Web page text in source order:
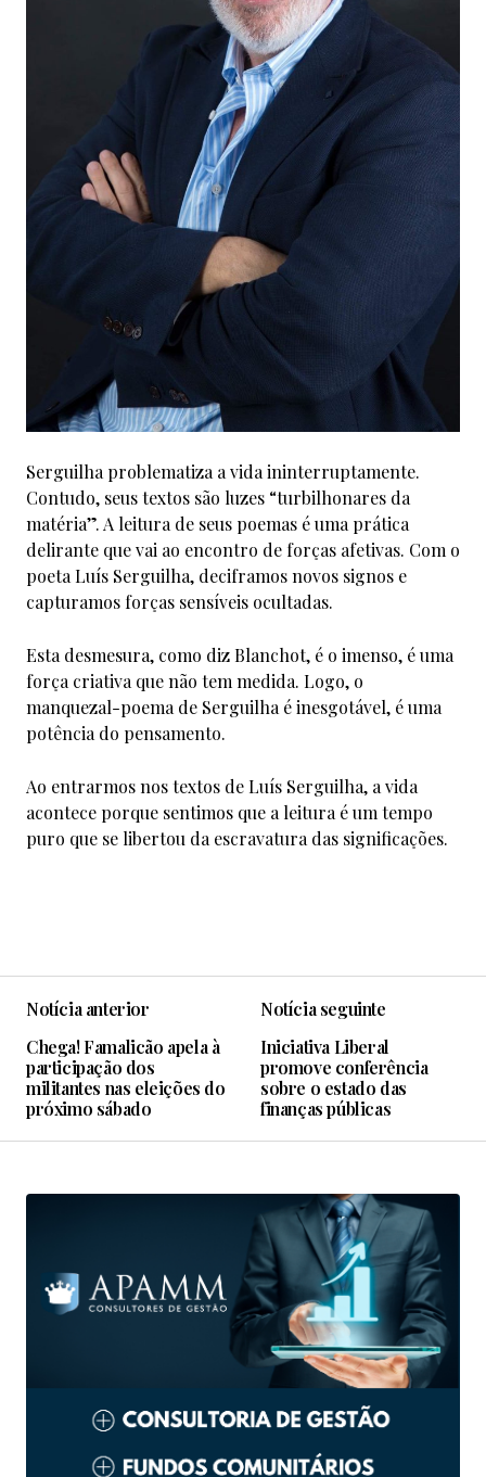
Serguilha problematiza a vida ininterruptamente.
Contudo, seus textos são luzes “turbilhonares da
matéria”. A leitura de seus poemas é uma prática
delirante que vai ao encontro de forças afetivas. Com o
poeta Luís Serguilha, deciframos novos signos e
capturamos forças sensíveis ocultadas.
Esta desmesura, como diz Blanchot, é o imenso, é uma
força criativa que não tem medida. Logo, o
manquezal-poema de Serguilha é inesgotável, é uma
potência do pensamento.
Ao entrarmos nos textos de Luís Serguilha, a vida
acontece porque sentimos que a leitura é um tempo
puro que se libertou da escravatura das significações.
Notícia anterior
Chega! Famalicão apela à
participação dos
militantes nas eleições do
próximo sábado
Notícia seguinte
Iniciativa Liberal
promove conferência
sobre o estado das
finanças públicas